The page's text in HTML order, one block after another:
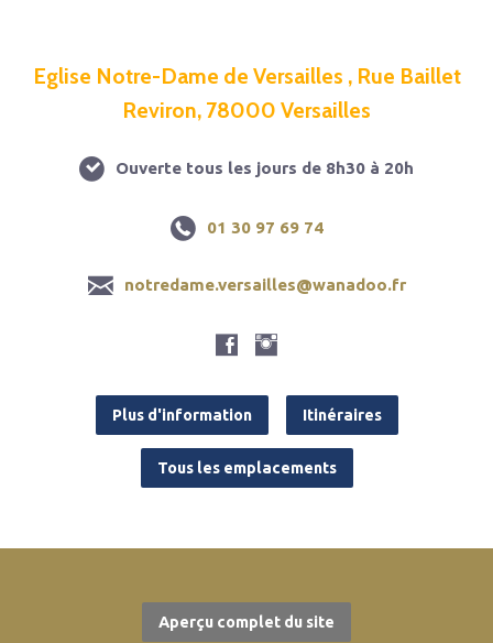
Eglise Notre-Dame de Versailles , Rue Baillet
Reviron, 78000 Versailles
Ouverte tous les jours de 8h30 à 20h
01 30 97 69 74
notredame.versailles@wanadoo.fr
Plus d'information Itinéraires
Tous les emplacements
Aperçu complet du site